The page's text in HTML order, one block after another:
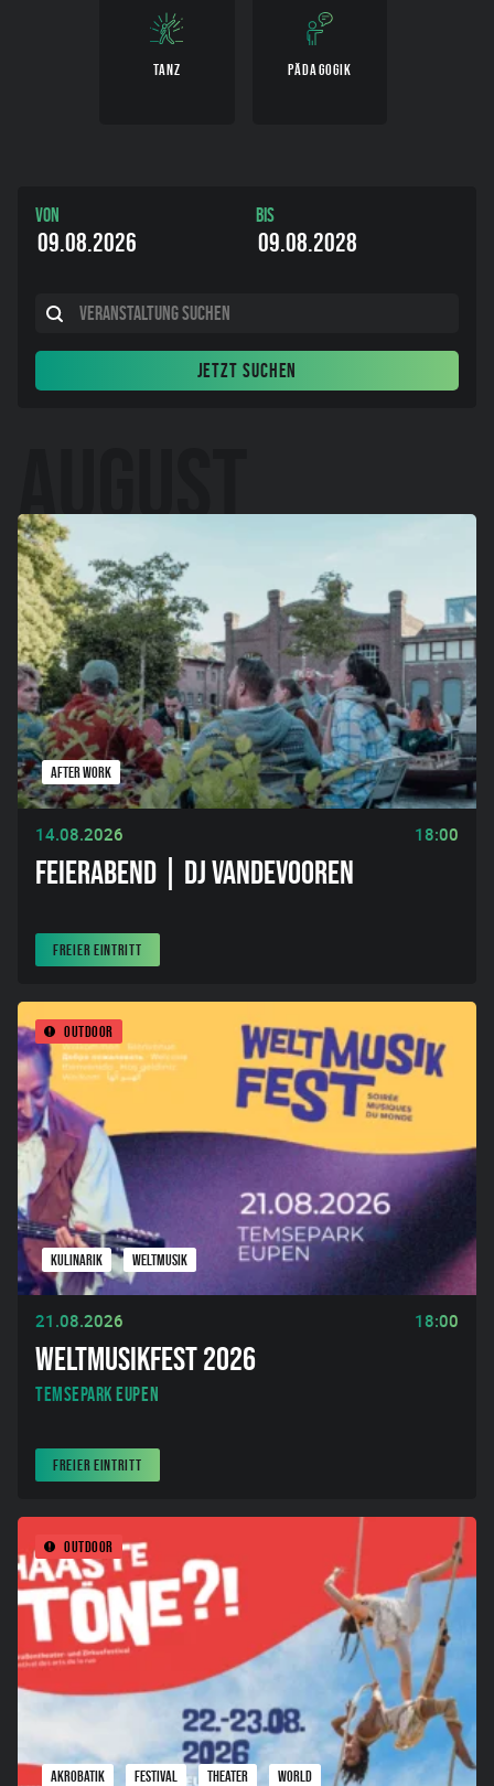
TANZ PÄDAGOGIK
Von Bis
AFTER WORK
14.08.2026 18:00
FEIERABEND | DJ VANDEVOOREN
FREIER EINTRITT
Outdoor
KULINARIK WELTMUSIK
21.08.2026 18:00
WELTMUSIKFEST 2026
Temsepark Eupen
FREIER EINTRITT
OUTDOOR
AKROBATIK FESTIVAL THEATER WORLD